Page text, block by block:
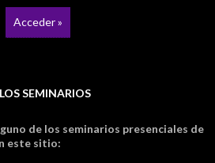
Acceder »
SEMINARIOS
de los seminarios presenciales de
este sitio: